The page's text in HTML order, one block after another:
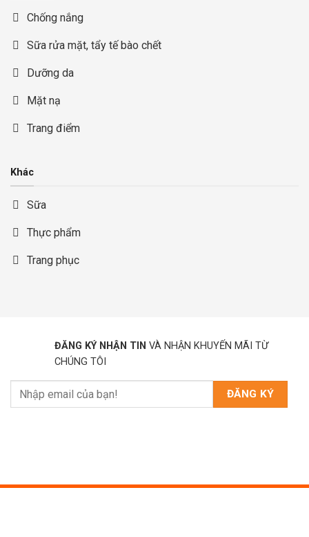
Chống nắng
Sữa rửa mặt, tẩy tế bào chết
Dưỡng da
Mặt nạ
Trang điểm
Khác
Sữa
Thực phẩm
Trang phục
ĐĂNG KÝ NHẬN TIN VÀ NHẬN KHUYẾN MÃI TỪ
CHÚNG TÔI